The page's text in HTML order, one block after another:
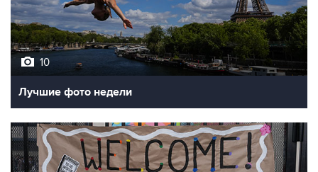
10
Лучшие фото недели